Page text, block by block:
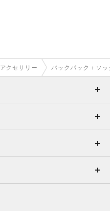
アクセサリー バックパック＋ソッ